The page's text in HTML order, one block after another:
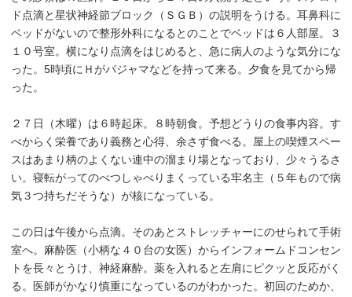
ド点滴と星状神経節ブロック（ＳＧＢ）の説明をうける。耳鼻科に
ベッドがないので整形外科になるとのことでベッドは６人部屋。３
１０号室。横になり点滴をはじめると、急に病人のような気分にな
った。5時頃にＨがパジャマなどを持って来る。夕食を見てから帰
った。
２７日（木曜）は６時起床。８時朝食。予想どうりの食事内容。す
べからく栄養であり義務と心得、余さず食べる。屋上の喫煙スペー
スはあまり柄のよくない連中の溜まり場となっており、少々うるさ
い。寝転がってのべつしゃべりまくっている牢名主（５年もので病
気３つ持ちだそうな）が核になっている。
この日は午後から点滴。そのあとストレッチャーにのせられて手術
室へ。麻酔医（小柄な４０台の女医）からインフォームドコンセン
トを長々とうけ、神経麻酔。薬を入れると左肩にピクッと反応がく
る。医師がかなり慎重になっているのがわかった。初回のためか、